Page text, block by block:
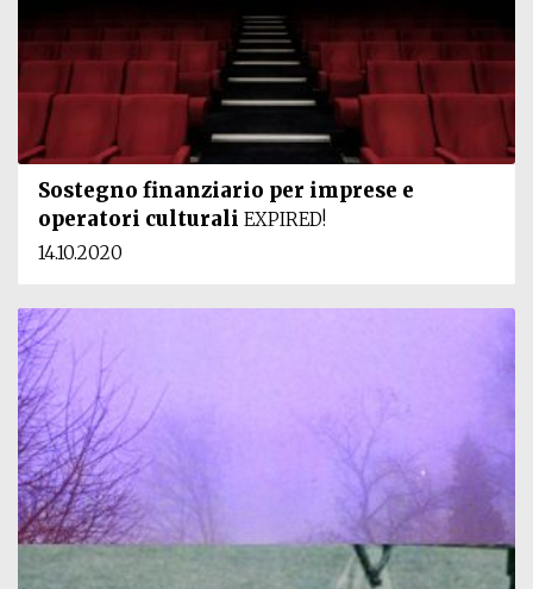
14.10.2020
Sostegno finanziario per imprese e
operatori culturali EXPIRED!